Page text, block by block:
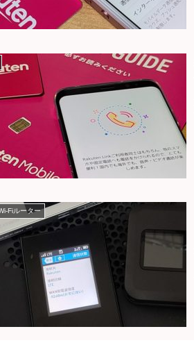
Fiルーター